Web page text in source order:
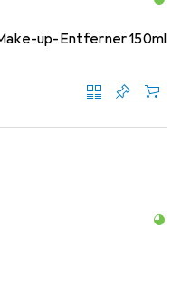
up-Entferner 150ml